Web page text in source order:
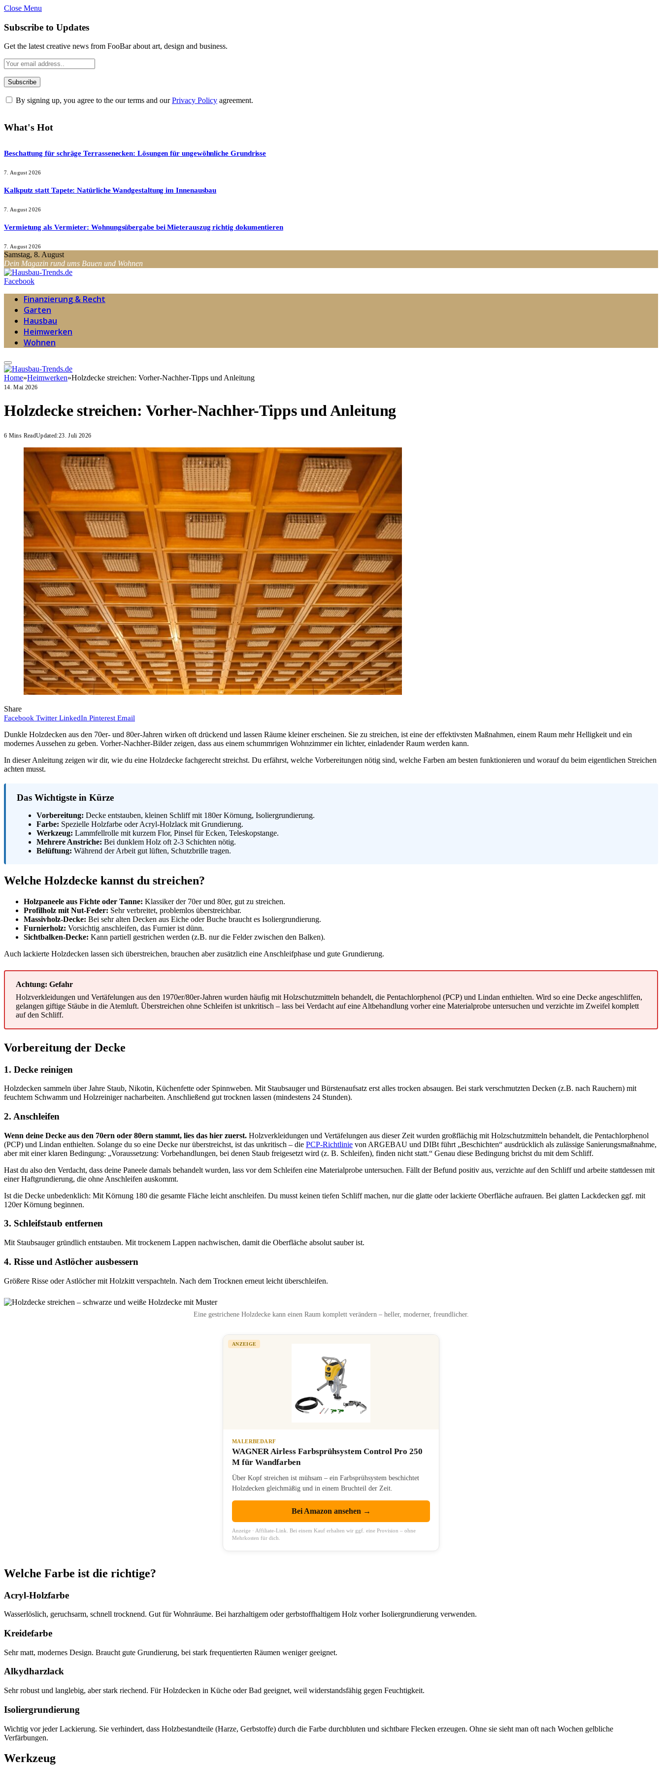
Close Menu
Subscribe to Updates
Get the latest creative news from FooBar about art, design and business.
By signing up, you agree to the our terms and ourPrivacy Policy agreement.
What's Hot
Beschattung für schräge Terrassenecken: Lösungen für ungewöhnliche Grundrisse
7. August 2026
Kalkputz statt Tapete: Natürliche Wandgestaltung im Innenausbau
7. August 2026
Vermietung als Vermieter: Wohnungsübergabe bei Mieterauszug richtig dokumentieren
7. August 2026
Samstag, 8. August
Dein Magazin rund ums Bauen und Wohnen
Facebook
Finanzierung & Recht
Garten
Hausbau
Heimwerken
Wohnen
Home»Heimwerken»Holzdecke streichen: Vorher-Nachher-Tipps und Anleitung
14. Mai 2026
Holzdecke streichen: Vorher-Nachher-Tipps und Anleitung
6 Mins ReadUpdated:23. Juli 2026
Share
Facebook Twitter LinkedIn Pinterest Email
Dunkle Holzdecken aus den 70er- und 80er-Jahren wirken oft drückend und lassen Räume kleiner erscheinen. Sie zu streichen, ist eine der effektivsten Maßnahmen, einem Raum mehr Helligkeit und ein
modernes Aussehen zu geben. Vorher-Nachher-Bilder zeigen, dass aus einem schummrigen Wohnzimmer ein lichter, einladender Raum werden kann.
In dieser Anleitung zeigen wir dir, wie du eine Holzdecke fachgerecht streichst. Du erfährst, welche Vorbereitungen nötig sind, welche Farben am besten funktionieren und worauf du beim eigentlichen Streichen
achten musst.
Das Wichtigste in Kürze
Vorbereitung: Decke entstauben, kleinen Schliff mit 180er Körnung, Isoliergrundierung.
Farbe: Spezielle Holzfarbe oder Acryl-Holzlack mit Grundierung.
Werkzeug: Lammfellrolle mit kurzem Flor, Pinsel für Ecken, Teleskopstange.
Mehrere Anstriche: Bei dunklem Holz oft 2-3 Schichten nötig.
Belüftung: Während der Arbeit gut lüften, Schutzbrille tragen.
Welche Holzdecke kannst du streichen?
Holzpaneele aus Fichte oder Tanne: Klassiker der 70er und 80er, gut zu streichen.
Profilholz mit Nut-Feder: Sehr verbreitet, problemlos überstreichbar.
Massivholz-Decke: Bei sehr alten Decken aus Eiche oder Buche braucht es Isoliergrundierung.
Furnierholz: Vorsichtig anschleifen, das Furnier ist dünn.
Sichtbalken-Decke: Kann partiell gestrichen werden (z.B. nur die Felder zwischen den Balken).
Auch lackierte Holzdecken lassen sich überstreichen, brauchen aber zusätzlich eine Anschleifphase und gute Grundierung.
Achtung: Gefahr
Holzverkleidungen und Vertäfelungen aus den 1970er/80er-Jahren wurden häufig mit Holzschutzmitteln behandelt, die Pentachlorphenol (PCP) und Lindan enthielten. Wird so eine Decke angeschliffen,
gelangen giftige Stäube in die Atemluft. Überstreichen ohne Schleifen ist unkritisch – lass bei Verdacht auf eine Altbehandlung vorher eine Materialprobe untersuchen und verzichte im Zweifel komplett
auf den Schliff.
Vorbereitung der Decke
1. Decke reinigen
Holzdecken sammeln über Jahre Staub, Nikotin, Küchenfette oder Spinnweben. Mit Staubsauger und Bürstenaufsatz erst alles trocken absaugen. Bei stark verschmutzten Decken (z.B. nach Rauchern) mit
feuchtem Schwamm und Holzreiniger nacharbeiten. Anschließend gut trocknen lassen (mindestens 24 Stunden).
2. Anschleifen
Wenn deine Decke aus den 70ern oder 80ern stammt, lies das hier zuerst. Holzverkleidungen und Vertäfelungen aus dieser Zeit wurden großflächig mit Holzschutzmitteln behandelt, die Pentachlorphenol
(PCP) und Lindan enthielten. Solange du so eine Decke nur überstreichst, ist das unkritisch – die PCP-Richtlinie von ARGEBAU und DIBt führt „Beschichten“ ausdrücklich als zulässige Sanierungsmaßnahme,
aber mit einer klaren Bedingung: „Voraussetzung: Vorbehandlungen, bei denen Staub freigesetzt wird (z. B. Schleifen), finden nicht statt.“ Genau diese Bedingung brichst du mit dem Schliff.
Hast du also den Verdacht, dass deine Paneele damals behandelt wurden, lass vor dem Schleifen eine Materialprobe untersuchen. Fällt der Befund positiv aus, verzichte auf den Schliff und arbeite stattdessen mit
einer Haftgrundierung, die ohne Anschleifen auskommt.
Ist die Decke unbedenklich: Mit Körnung 180 die gesamte Fläche leicht anschleifen. Du musst keinen tiefen Schliff machen, nur die glatte oder lackierte Oberfläche aufrauen. Bei glatten Lackdecken ggf. mit
120er Körnung beginnen.
3. Schleifstaub entfernen
Mit Staubsauger gründlich entstauben. Mit trockenem Lappen nachwischen, damit die Oberfläche absolut sauber ist.
4. Risse und Astlöcher ausbessern
Größere Risse oder Astlöcher mit Holzkitt verspachteln. Nach dem Trocknen erneut leicht überschleifen.
Eine gestrichene Holzdecke kann einen Raum komplett verändern – heller, moderner, freundlicher.
ANZEIGE
MALERBEDARF
WAGNER Airless Farbsprühsystem Control Pro 250
M für Wandfarben
Über Kopf streichen ist mühsam – ein Farbsprühsystem beschichtet
Holzdecken gleichmäßig und in einem Bruchteil der Zeit.
Bei Amazon ansehen →
Anzeige · Affiliate-Link. Bei einem Kauf erhalten wir ggf. eine Provision – ohne
Mehrkosten für dich.
Welche Farbe ist die richtige?
Acryl-Holzfarbe
Wasserlöslich, geruchsarm, schnell trocknend. Gut für Wohnräume. Bei harzhaltigem oder gerbstoffhaltigem Holz vorher Isoliergrundierung verwenden.
Kreidefarbe
Sehr matt, modernes Design. Braucht gute Grundierung, bei stark frequentierten Räumen weniger geeignet.
Alkydharzlack
Sehr robust und langlebig, aber stark riechend. Für Holzdecken in Küche oder Bad geeignet, weil widerstandsfähig gegen Feuchtigkeit.
Isoliergrundierung
Wichtig vor jeder Lackierung. Sie verhindert, dass Holzbestandteile (Harze, Gerbstoffe) durch die Farbe durchbluten und sichtbare Flecken erzeugen. Ohne sie sieht man oft nach Wochen gelbliche
Verfärbungen.
Werkzeug